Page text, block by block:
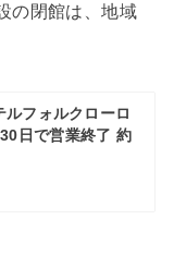
の閉館は、地域
ルフォルクローロ
日で営業終了 約